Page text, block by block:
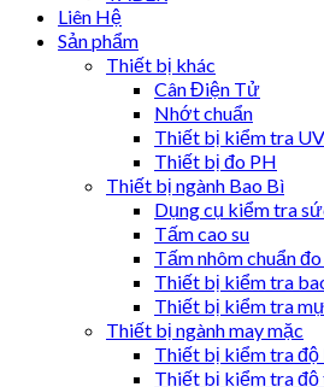
Liên Hệ
Sản phẩm
Thiết bị khác
Cân Điện Tử
Nhớt chuẩn
Thiết bị kiểm tra UV
Thiết bị đo PH
Thiết bị ngành Bao Bì
Dụng cụ kiểm tra
Tấm cao su
Tấm nhôm chuẩn
Thiết bị kiểm tra
Thiết bị kiểm tra
Thiết bị ngành may mặc
Thiết bị kiểm tra độ
Thiết bị kiểm tra